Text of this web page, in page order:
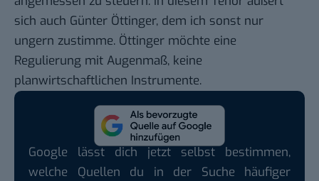
sich auch Günter Öttinger, dem ich sonst nur
ungern zustimme. Öttinger möchte eine
Regulierung mit Augenmaß, keine
planwirtschaftlichen Instrumente.
Google lässt dich jetzt selbst bestimmen,
welche Quellen du in der Suche häufiger